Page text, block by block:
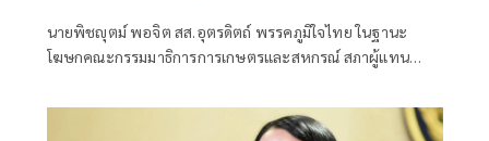
ช่วยลดต้นทุน-ขยายตลาดโลก
นายพิชญุตม์ พอจิต สส.อุตรดิตถ์ พรรคภูมิใจไทย ในฐานะ
โฆษกคณะกรรมมาธิการการเกษตรและสหกรณ์ สภาผู้แทน
รัฐบาลภายใต้การนำของนายอนุทิน ชาญวีรกูล นายกรัฐมนตรี
เข้าบริหารประเทศ 4 เดือน สามารถรับมือกับวิกฤตพลังงาน